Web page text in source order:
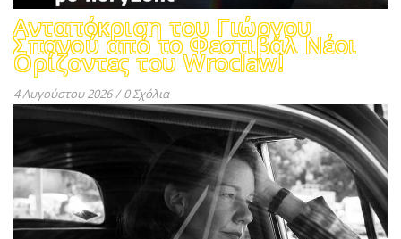
Ανταπόκριση του Γιώργου
Σπανού από το Φεστιβάλ Νέοι
Ορίζοντες του Wroclaw!
4 Αυγούστου 2026 / 0 Σχόλια